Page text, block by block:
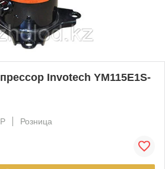
Invotech YM115E1S-
Розница